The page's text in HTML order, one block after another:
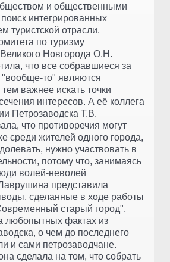
и общественными
интегрированных
туристской отрасли.
по туризму
Новгорода О.Н.
что все собравшиеся за
"вообще-то" являются
важнее искать точки
интересов. А её коллега
Петрозаводска Т.В.
что противоречия могут
среди жителей одного города,
нужно участвовать в
потому что, занимаясь
волей-неволей
представила
сделанные в ходе работы
старый город",
любопытных фактах из
о чем до последнего
и сами петрозаводчане.
сделала на том, что собрать